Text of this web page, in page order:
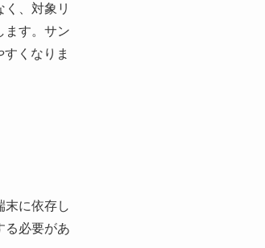
、対象リ
ます。サン
くなりま
末に依存し
る必要があ